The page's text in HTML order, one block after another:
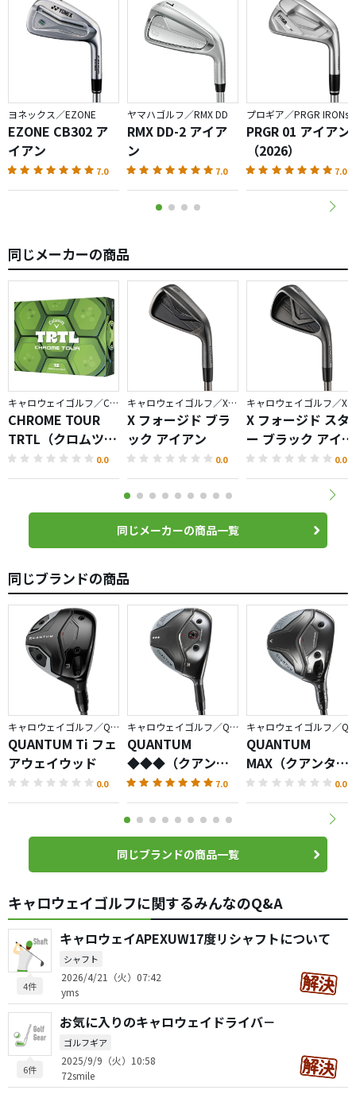
ヨネックス／EZONE
EZONE CB302 ア
イアン
7.0
ヤマハゴルフ／RMX DD
RMX DD-2 アイア
ン
7.0
プロギア／PRGR IRONs
PRGR 01 アイアン
（2026）
7.0
同じメーカーの商品
キャロウェイゴルフ／CHROME
CHROME TOUR
TRTL（クロムツア
ータートル）ボー
ル
0.0
キャロウェイゴルフ／X FORGED
X フォージド ブラ
ック アイアン
0.0
X フォージド スタ
ー ブラック アイア
ン
0.0
同じメーカーの商品一覧
同じブランドの商品
キャロウェイゴルフ／QUANTUM
QUANTUM Ti フェ
アウェイウッド
0.0
キャロウェイゴルフ／QUANTUM
QUANTUM
◆◆◆（クアンタ
ム トリプルダイヤ
モンド）フェアウ
ェイウッド ツアー
バージョン
7.0
QUANTUM
MAX（クアンタ
ム）フェアウェイ
ウッド ツアーバー
0.0
同じブランドの商品一覧
キャロウェイゴルフに関するみんなのQ&A
4件
キャロウェイAPEXUW17度リシャフトについて
シャフト
2026/4/21（火）07:42
yms
6件
お気に入りのキャロウェイドライバ－
ゴルフギア
2025/9/9（火）10:58
72smile